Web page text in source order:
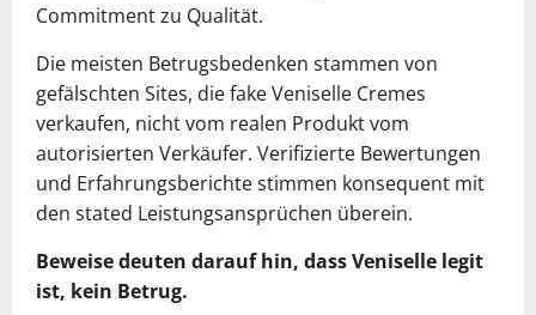
Commitment zu Qualität.
Die meisten Betrugsbedenken stammen von
gefälschten Sites, die fake Veniselle Cremes
verkaufen, nicht vom realen Produkt vom
autorisierten Verkäufer. Verifizierte Bewertungen
und Erfahrungsberichte stimmen konsequent mit
den stated Leistungsansprüchen überein.
Beweise deuten darauf hin, dass Veniselle legit
ist, kein Betrug.